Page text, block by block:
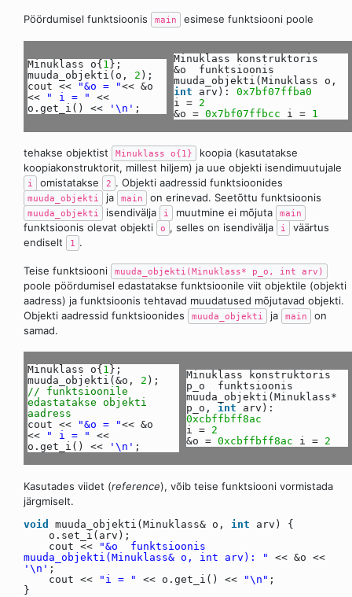
Pöördumisel funktsioonis main esimese funktsiooni poole
Minuklass o{1 };
muuda_objekti(o, 2 );
cout <<
"&o = "<< &o
<<
" i = "
<<
o.get_i() <<
'\n' ;
Minuklass konstruktoris
&o funktsioonis
muuda_objekti(Minuklass o,
int
arv): 0x7bf07ffba0
i = 2
&o = 0x7bf07ffbcc i = 1
tehakse objektist Minuklass o{1}
koopia (kasutatakse
koopiakonstruktorit, millest hiljem) ja uue objekti isendimuutujale
i omistatakse 2 . Objekti aadressid funktsioonides
muuda_objekti ja main on erinevad. Seetõttu funktsioonis
muuda_objekti isendivälja i muutmine ei mõjuta main
funktsioonis olevat objekti o , selles on isendivälja i
väärtus
endiselt
1 .
Teise funktsiooni muuda_objekti(Minuklass* p_o, int arv)
poole pöördumisel edastatakse funktsioonile viit objektile (objekti
aadress) ja funktsioonis tehtavad muudatused mõjutavad objekti.
Objekti aadressid funktsioonides
muuda_objekti ja main
on
samad.
Minuklass o{ 1 };
muuda_objekti(&o, 2 );
// funktsioonile
edastatakse objekti
aadress
cout <<
"&o = "<< &o
<<
" i = "
<<
o.get_i() <<
'\n' ;
Minuklass konstruktoris
p_o funktsioonis
muuda_objekti(Minuklass*
p_o, int
arv):
0xcbffbff8ac
i = 2
&o = 0xcbffbff8ac i = 2
Kasutades viidet (reference), võib teise funktsiooni vormistada
järgmiselt.
void muuda_objekti(Minuklass& o, int
arv) {
o.set_i(arv);
cout <<
"&o funktsioonis
muuda_objekti(Minuklass& o, int arv): "
<< &o <<
'\n' ;
cout <<
"i = " << o.get_i() << "\n" ;
}